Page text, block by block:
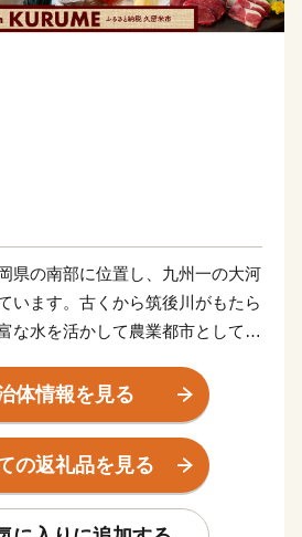
県の南部に位置し、九州一の大河
います。古くから筑後川がもたら
な水を活かして農業都市として栄
地域の商業の中心地となり、国産
して有名な「アサヒシューズ」
界的タイヤメーカーの「ブリヂス
ム産業のまちとして発展してきま
された独自の食文化は当時の労働
体情報を見る
の返礼品を見る